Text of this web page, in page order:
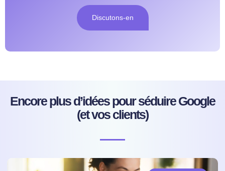
Discutons-en
Encore plus d’idées pour séduire Google
(et vos clients)